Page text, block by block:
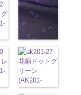
テル100％
DOLCELABY
6000
、
AK203-50 ネ
イビー
キュプラ
100％
FairyRose
6000
wp-
2013/05/ak203-
content/uploads/
11.jpg AK203-
11 ベージュ
花柄
キュプ
ラ100％
DOLCELABY、
FairyRose
6000
wp-
2013/04/ak201-
イビー
(AK201-
50/LT)
http://
wp-
花柄ドットグ
リーン
(AK201-
27/LT)